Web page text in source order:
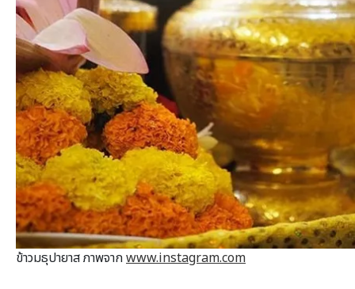
ข้าวมธุปายาส ภาพจากwww.instagram.com